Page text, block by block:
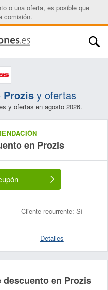
o una oferta, es posible que
comisión.
Prozisy ofertas
y ofertas en agosto 2026.
en Prozis
Cliente recurrente: Sí
Detalles
descuento en Prozis